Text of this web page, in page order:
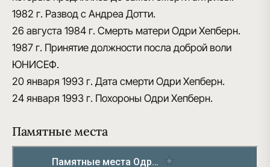
1982 г. Развод с Андреа Дотти.
26 августа 1984 г. Смерть матери Одри Хепберн.
1987 г. Принятие должности посла доброй воли
ЮНИСЕФ.
20 января 1993 г. Дата смерти Одри Хепберн.
24 января 1993 г. Похороны Одри Хепберн.
Памятные места